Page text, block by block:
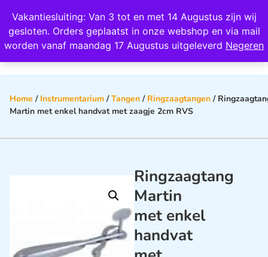
Vakantiesluiting: Van 3 tot en met 14 Augustus zijn wij
gesloten. Orders geplaatst in onze webshop en via mail
worden vanaf maandag 17 Augustus uitgeleverd Negeren
Wij scoren een 4,8 op Google
Home / Instrumentarium /Tangen / Ringzaagtangen /
Martin met enkel handvat met zaagje 2cm RVS
Ringzaagtang
Martin
met enkel
handvat